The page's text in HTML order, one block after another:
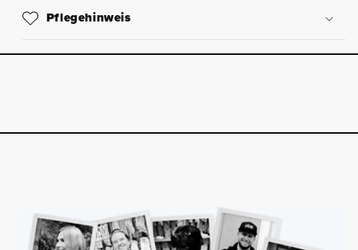
Pflegehinweis